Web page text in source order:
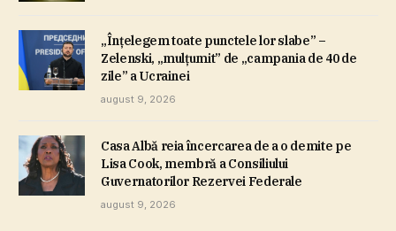
„Înţelegem toate punctele lor slabe” –
Zelenski, „mulţumit” de „campania de 40 de
zile” a Ucrainei
august 9, 2026
Casa Albă reia încercarea de a o demite pe
Lisa Cook, membră a Consiliului
Guvernatorilor Rezervei Federale
august 9, 2026